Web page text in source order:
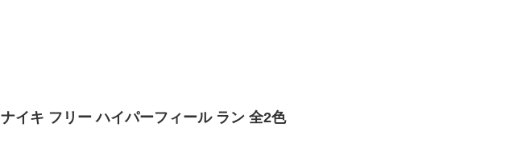
ナイキ フリー ハイパーフィール ラン 全2色